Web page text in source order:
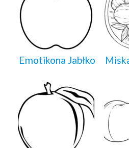
Emotikona Jabłko